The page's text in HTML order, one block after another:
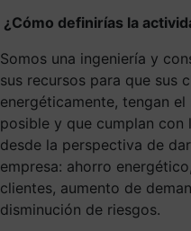
¿Cómo definirías la
Somos una ingeniería y
sus recursos para que sus
energéticamente, tengan
posible y que cumplan
desde la perspectiva de
empresa: ahorro
clientes, aumento de
disminución de riesgos.